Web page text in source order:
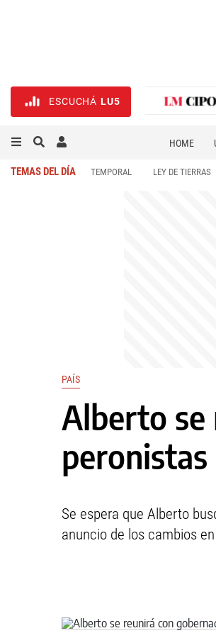
ESCUCHÁ LU5
HOME
TEMAS DEL DÍA TEMPORAL LEY DE TIERRAS
PAÍS
Alberto se
peronistas
Se espera que Alberto
anuncio de los cambios